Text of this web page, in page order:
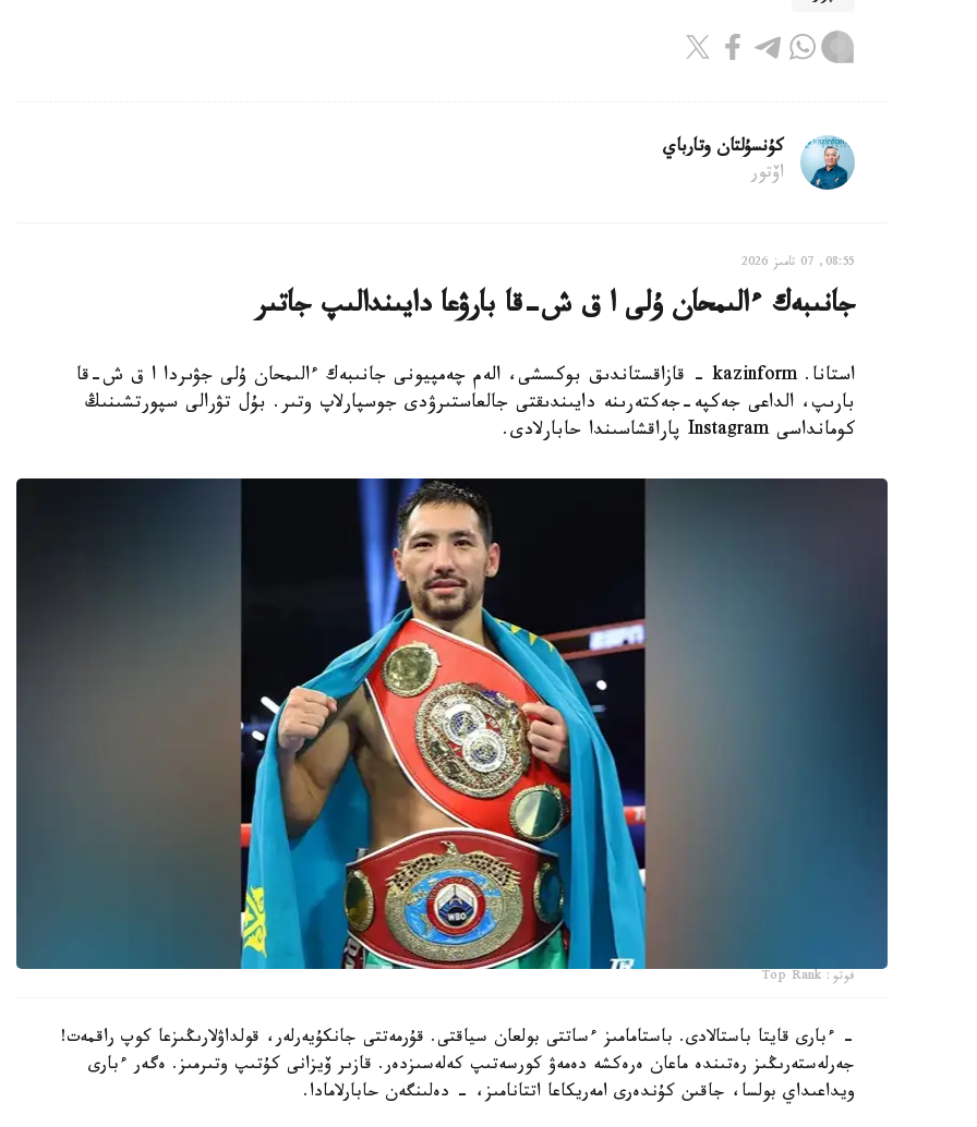
كۇنسۇلتان وتارباي
اۆتور
08:55, 07 تامىز 2026
جانىبەك ءالىمحان ۇلى ا ق ش-قا بارۋعا دايىندالىپ جاتىر
استانا. kazinform - قازاقستاندىق بوكسشى، الەم چەمپيونى جانىبەك ءالىمحان ۇلى جۋىردا ا ق ش-قا
بارىپ، الداعى جەكپە-جەكتەرىنە دايىندىقتى جالعاستىرۋدى جوسپارلاپ وتىر. بۇل تۋرالى سپورتشىنىڭ
كومانداسى Instagram پاراقشاسىندا حابارلادى.
فوتو: Top Rank
- ءبارى قايتا باستالادى. باستامامىز ءساتتى بولعان سياقتى. قۇرمەتتى جانكۇيەرلەر، قولداۋلارىڭىزعا كوپ راقمەت!
جەرلەستەرىڭىز رەتىندە ماعان ەرەكشە دەمەۋ كورسەتىپ كەلەسىزدەر. قازىر ۆيزانى كۇتىپ وتىرمىز. ەگەر ءبارى
ويداعىداي بولسا، جاقىن كۇندەرى امەريكاعا اتتانامىز، - دەلىنگەن حابارلامادا.